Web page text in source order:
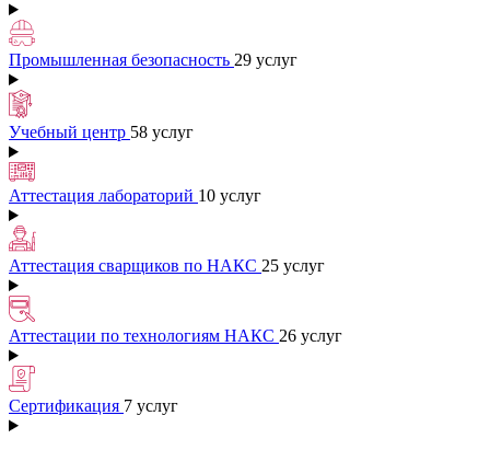
Промышленная безопасность 29 услуг
Учебный центр 58 услуг
Аттестация лабораторий 10 услуг
Аттестация сварщиков по НАКС 25 услуг
Аттестации по технологиям НАКС 26 услуг
Сертификация 7 услуг